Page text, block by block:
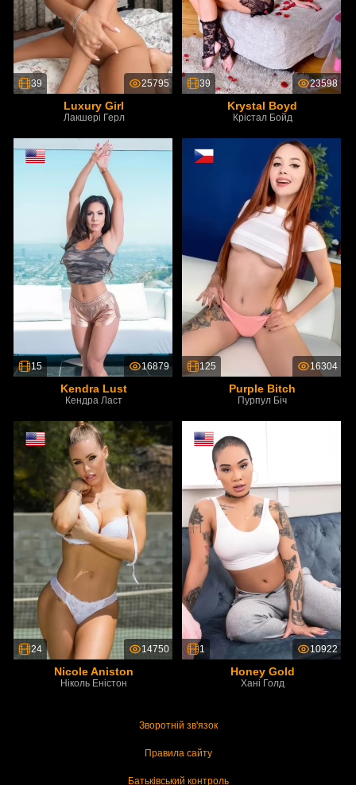
39 25795
Luxury Girl
Лакшері Герл
39 23598
Krystal Boyd
Крістал Бойд
15 16879
Kendra Lust
Кендра Ласт
125 16304
Purple Bitch
Пурпул Біч
24 14750
Nicole Aniston
Ніколь Еністон
1 10922
Honey Gold
Хані Голд
Зворотній зв'язок
Правила сайту
Батьківський контроль